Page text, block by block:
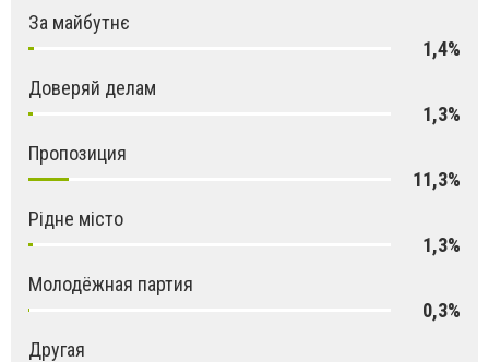
За майбутнє
1,4%
Доверяй делам
1,3%
Пропозиция
11,3%
Рідне місто
1,3%
Молодёжная партия
0,3%
Другая